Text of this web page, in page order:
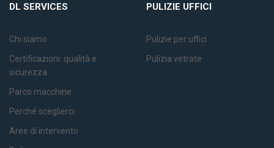
DL SERVICES
Chi siamo
Certificazioni: qualità e
sicurezza
Parco macchine
Perché sceglierci
Aree di intervento
PULIZIE UFFICI
Pulizie per uffici
Pulizia vetrate